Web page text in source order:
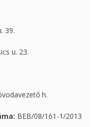
39.
u. 23.
h.
BEB/08/161-1/2013